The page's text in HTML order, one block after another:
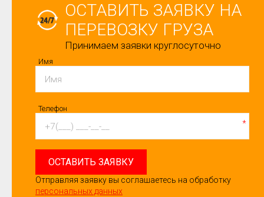
ОСТАВИТЬ ЗАЯВКУ НА
ПЕРЕВОЗКУ ГРУЗА
Принимаем заявки круглосуточно
Имя
Телефон
*
ОСТАВИТЬ ЗАЯВКУ
Отправляя заявку вы соглашаетесь на обработку
персональных данных